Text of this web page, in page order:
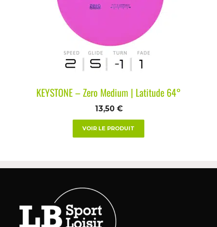
KEYSTONE – Zero Medium | Latitude 64°
13,50 €
VOIR LE PRODUIT